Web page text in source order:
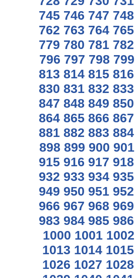
745 746 747 748
762 763 764 765
779 780 781 782
796 797 798 799
813 814 815 816
830 831 832 833
847 848 849 850
864 865 866 867
881 882 883 884
898 899 900 901
915 916 917 918
932 933 934 935
949 950 951 952
966 967 968 969
983 984 985 986
1000 1001 1002
1013 1014 1015
1026 1027 1028